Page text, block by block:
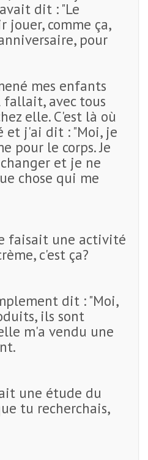
dit : "Le
jouer, comme ça,
pour
mes enfants
avec tous
elle. C'est là où
et j'ai dit : "Moi, je
pour le corps. Je
et je ne
chose qui me
faisait une activité
c'est ça?
dit : "Moi,
ils sont
m'a vendu une
une étude du
tu recherchais,